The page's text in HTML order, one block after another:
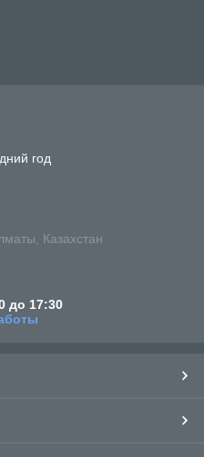
год
Казахстан
до 17:30